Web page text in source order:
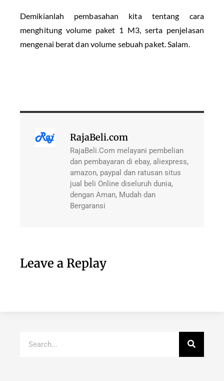
Demikianlah pembasahan kita tentang cara
menghitung volume paket 1 M3, serta penjelasan
mengenai berat dan volume sebuah paket. Salam.
RajaBeli.com
RajaBeli.Com melayani pembelian
dan pembayaran di ebay, aliexpress,
amazon, paypal dan ratusan situs
jual beli Online diseluruh dunia,
dengan Aman, Mudah dan
Bergaransi
Leave a Replay